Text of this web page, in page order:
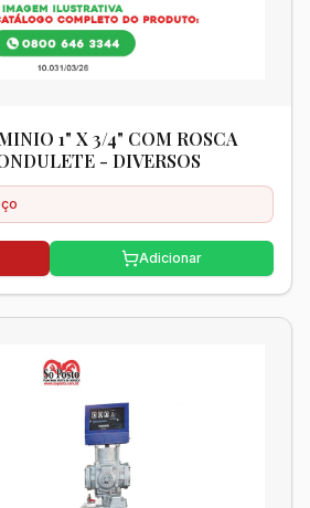
1" X 3/4" COM ROSCA
- DIVERSOS
Adicionar